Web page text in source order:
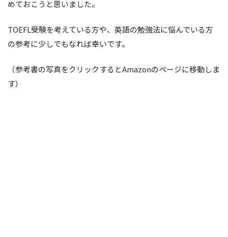
めておこうと思いました。
TOEFL受験を考えている方や、英語の勉強法に悩んでいる方
の参考に少しでもなれば幸いです。
（参考書の写真をクリックするとAmazonのページに移動しま
す）